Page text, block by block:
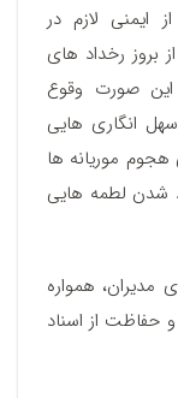
ایمنی لازم در
بروز رخداد های
این صورت وقوع
انگاری هایی
موریانه ها
شدن لطمه هایی
مدیران، همواره
از اسناد